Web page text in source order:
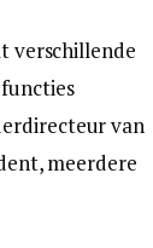
verschillende
van
meerdere